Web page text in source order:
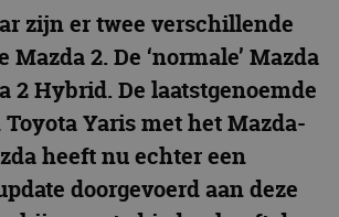
zijn er twee verschillende
Mazda 2. De ‘normale’ Mazda
2 Hybrid. De laatstgenoemde
Yaris met het Mazda-
heeft nu echter een
doorgevoerd aan deze